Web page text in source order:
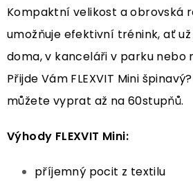
Kompaktní velikost a obrovská
umožňuje efektivní trénink, ať
doma, v kanceláři v parku nebo
Přijde Vám FLEXVIT Mini
můžete vyprat až na 60stupňů.
Výhody FLEXVIT Mini:
příjemný pocit z textilu